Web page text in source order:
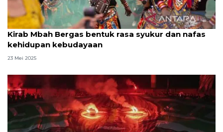
Kirab Mbah Bergas bentuk rasa syukur dan nafas
kehidupan kebudayaan
23 Mei 2025